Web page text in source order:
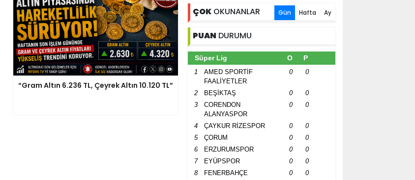
“Gram Altın 6.236 TL, Çeyrek Altın 10.120 TL”
ÇOK OKUNANLAR Gün Hafta Ay
PUAN DURUMU
Süper Lig O P
1
AMED SPORTİF
FAALİYETLER
0 0
2 BEŞİKTAŞ 0
0
3
CORENDON
ALANYASPOR
0 0
4 ÇAYKUR RİZESPOR 0
0
5
ÇORUM 0
0
6
ERZURUMSPOR 0
0
7
EYÜPSPOR 0
0
8
FENERBAHÇE 0
0